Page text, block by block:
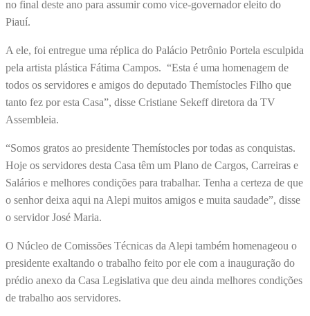
no final deste ano para assumir como vice-governador eleito do
Piauí.
A ele, foi entregue uma réplica do Palácio Petrônio Portela esculpida
pela artista plástica Fátima Campos. “Esta é uma homenagem de
todos os servidores e amigos do deputado Themístocles Filho que
tanto fez por esta Casa”, disse Cristiane Sekeff diretora da TV
Assembleia.
“Somos gratos ao presidente Themístocles por todas as conquistas.
Hoje os servidores desta Casa têm um Plano de Cargos, Carreiras e
Salários e melhores condições para trabalhar. Tenha a certeza de que
o senhor deixa aqui na Alepi muitos amigos e muita saudade”, disse
o servidor José Maria.
O Núcleo de Comissões Técnicas da Alepi também homenageou o
presidente exaltando o trabalho feito por ele com a inauguração do
prédio anexo da Casa Legislativa que deu ainda melhores condições
de trabalho aos servidores.